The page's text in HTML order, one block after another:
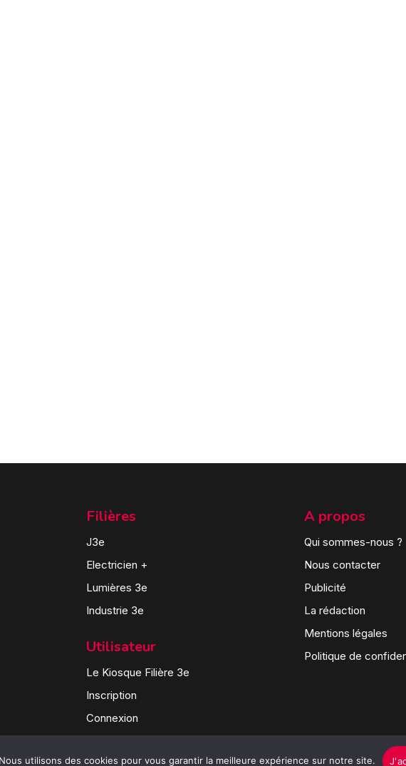
Filières
J3e
Electricien +
Lumières 3e
Industrie 3e
Utilisateur
Le Kiosque Filière 3e
Inscription
Connexion
A propos
Qui sommes-nous ?
Nous contacter
Publicité
La rédaction
Mentions légales
Politique de
Nous utilisons des cookies pour vous garantir la meilleure expérience sur notre site.